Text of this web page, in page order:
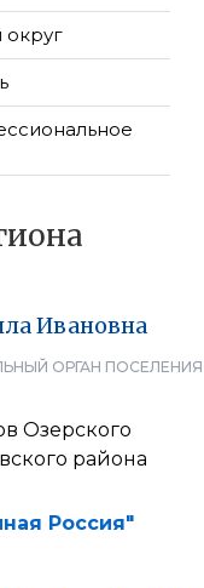
округ
Ивановна
ОРГАН ПОСЕЛЕНИЯ
Озерского
района
Россия"